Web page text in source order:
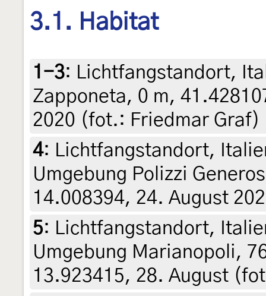
3.1. Habitat
1-3: Lichtfangstandort,
Zapponeta, 0 m,
2020 (fot.: Friedmar Graf)
4: Lichtfangstandort,
Umgebung Polizzi
14.008394, 24. August
5: Lichtfangstandort,
Umgebung Marianopoli,
13.923415, 28. August